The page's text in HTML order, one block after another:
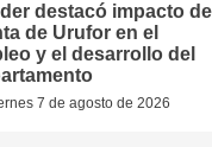
destacó impacto de
de Urufor en el
y el desarrollo del
7 de agosto de 2026